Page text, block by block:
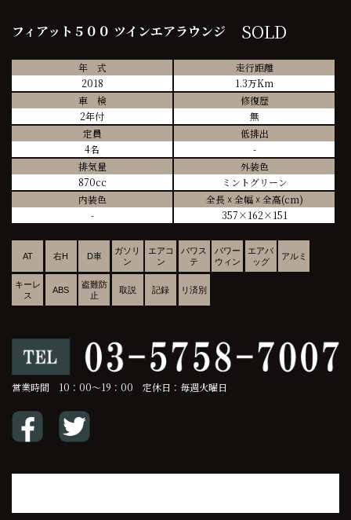
フィアット５００ ツインエアラウンジ SOLD
年 式
2018
走行距離
1.3万Km
車 検
2年付
修復歴
無
定員
4名
低排出
-
排気量
870cc
外装色
ミントグリーン
内装色
-
全長 ☓ 全幅 ☓ 全高(cm)
357×162×151
AT 右H D車
ガソリ
ン
エアコ
ン
パワス
テ
パワー
ウィン
エアバ
ッグ
アルミ
キーレ
ス
ABS
盗難防
止
取説 記録 リ済別
営業時間 10：00～19：00 定休日：毎週火曜日